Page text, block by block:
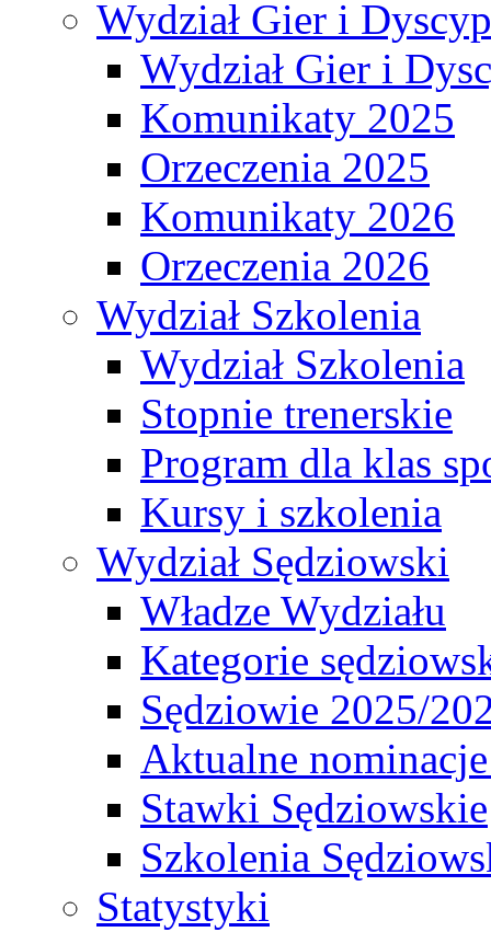
Wydział Gier i
Wydział Gier i
Komunikaty 2025
Orzeczenia 2025
Komunikaty 2026
Orzeczenia 2026
Wydział Szkolenia
Wydział Szkolenia
Stopnie trenerskie
Program dla klas
Kursy i szkolenia
Wydział Sędziowski
Władze Wydziału
Kategorie
Sędziowie 2025/
Aktualne
Stawki Sędziowskie
Szkolenia
Statystyki